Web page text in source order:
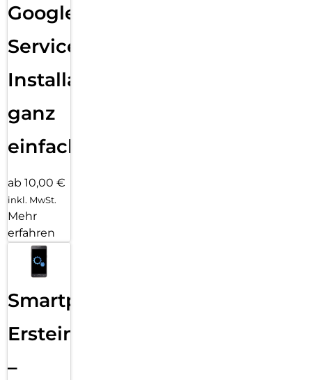
Google
Services
Installation
ganz
einfach
ab 10,00 €
inkl. MwSt.
Mehr
erfahren
Smartphone
Ersteinrichtung
–